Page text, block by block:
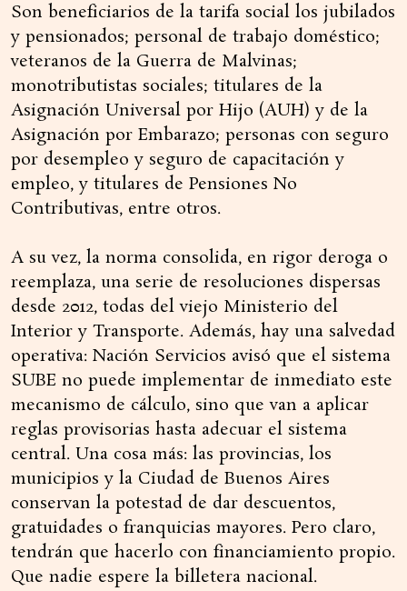
Son beneficiarios de la tarifa social los jubilados
y pensionados; personal de trabajo doméstico;
veteranos de la Guerra de Malvinas;
monotributistas sociales; titulares de la
Asignación Universal por Hijo (AUH) y de la
Asignación por Embarazo; personas con seguro
por desempleo y seguro de capacitación y
empleo, y titulares de Pensiones No
Contributivas, entre otros.
A su vez, la norma consolida, en rigor deroga o
reemplaza, una serie de resoluciones dispersas
desde 2012, todas del viejo Ministerio del
Interior y Transporte. Además, hay una salvedad
operativa: Nación Servicios avisó que el sistema
SUBE no puede implementar de inmediato este
mecanismo de cálculo, sino que van a aplicar
reglas provisorias hasta adecuar el sistema
central. Una cosa más: las provincias, los
municipios y la Ciudad de Buenos Aires
conservan la potestad de dar descuentos,
gratuidades o franquicias mayores. Pero claro,
tendrán que hacerlo con financiamiento propio.
Que nadie espere la billetera nacional.